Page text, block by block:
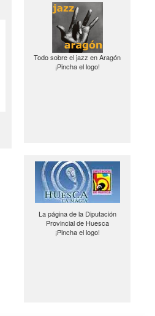
Todo sobre el jazz en Aragón
¡Pincha el logo!
La página de la Diputación
Provincial de Huesca
¡Pincha el logo!